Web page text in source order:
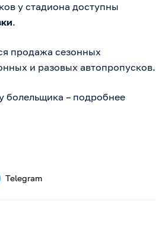
у стадиона доступны
.
продажа сезонных
и разовых автопропусков.
болельщика – подробнее
Telegram